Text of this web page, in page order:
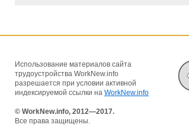
Использование материалов сайта
трудоустройства WorkNew.info
разрешается при условии активной
индексируемой ссылки на WorkNew.info
© WorkNew.info, 2012—2017.
Все права защищены.